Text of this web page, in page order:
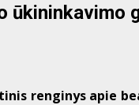
ūkininkavimo
renginys apie